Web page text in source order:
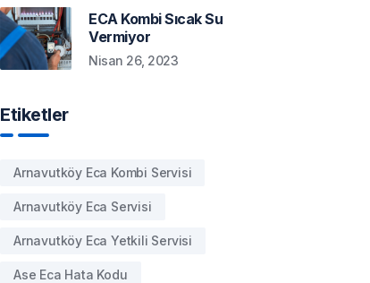
ECA Kombi Sıcak Su
Vermiyor
Nisan 26, 2023
Etiketler
Arnavutköy Eca Kombi Servisi
Arnavutköy Eca Servisi
Arnavutköy Eca Yetkili Servisi
Ase Eca Hata Kodu